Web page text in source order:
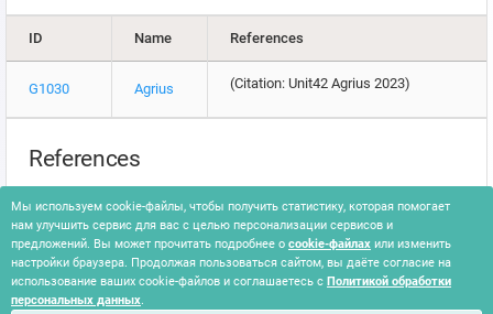
ID Name References
G1030 Agrius (Citation: Unit42 Agrius 2023)
References
Or Chechik, Tom Fakterman, Daniel Frank & Assaf Dahan.
(2023, November 6). Agonizing Serpens (Aka Agrius) Targeting
the Israeli Higher Education and Tech Sectors. Retrieved May
22, 2024.
Мы используем cookie-файлы, чтобы получить статистику, которая помогает
нам улучшить сервис для вас с целью персонализации сервисов и
предложений. Вы может прочитать подробнее о cookie-файлах или изменить
настройки браузера. Продолжая пользоваться сайтом, вы даёте согласие на
использование ваших cookie-файлов и соглашаетесь с Политикой обработки
персональных данных.